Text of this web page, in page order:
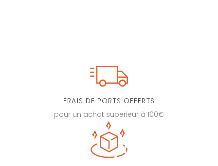
FRAIS DE PORTS OFFERTS
pour un achat superieur à 100€